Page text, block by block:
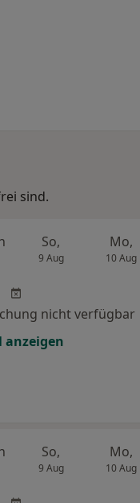
sind.
So,
9 Aug
Mo,
10 Aug
nicht verfügbar
anzeigen
So,
9 Aug
Mo,
10 Aug